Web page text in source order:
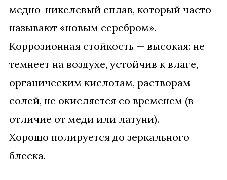
медно-никелевый сплав, который часто
называют «новым серебром».
Коррозионная стойкость — высокая: не
темнеет на воздухе, устойчив к влаге,
органическим кислотам, растворам
солей, не окисляется со временем (в
отличие от меди или латуни).
Хорошо полируется до зеркального
блеска.